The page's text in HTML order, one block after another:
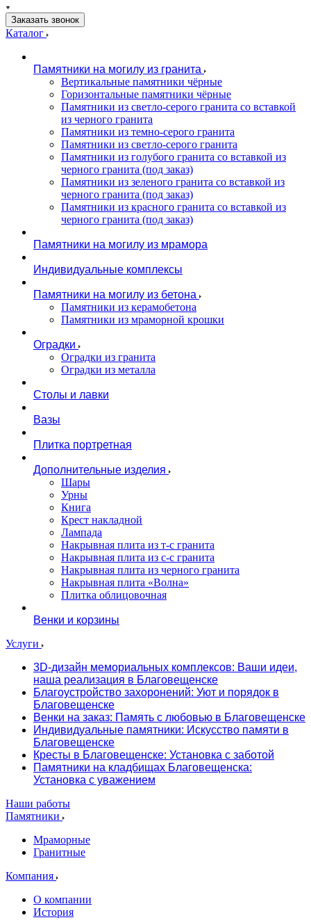
Заказать звонок
Каталог
Памятники на могилу из гранита
Вертикальные памятники чёрные
Горизонтальные памятники чёрные
Памятники из светло-серого гранита со вставкой
из черного гранита
Памятники из темно-серого гранита
Памятники из светло-серого гранита
Памятники из голубого гранита со вставкой из
черного гранита (под заказ)
Памятники из зеленого гранита со вставкой из
черного гранита (под заказ)
Памятники из красного гранита со вставкой из
черного гранита (под заказ)
Памятники на могилу из мрамора
Индивидуальные комплексы
Памятники на могилу из бетона
Памятники из керамобетона
Памятники из мраморной крошки
Оградки
Оградки из гранита
Оградки из металла
Столы и лавки
Вазы
Плитка портретная
Дополнительные изделия
Шары
Урны
Книга
Крест накладной
Лампада
Накрывная плита из т-с гранита
Накрывная плита из с-с гранита
Накрывная плита из черного гранита
Накрывная плита «Волна»
Плитка облицовочная
Венки и корзины
Услуги
3D-дизайн мемориальных комплексов: Ваши идеи,
наша реализация в Благовещенске
Благоустройство захоронений: Уют и порядок в
Благовещенске
Венки на заказ: Память с любовью в Благовещенске
Индивидуальные памятники: Искусство памяти в
Благовещенске
Кресты в Благовещенске: Установка с заботой
Памятники на кладбищах Благовещенска:
Установка с уважением
Наши работы
Памятники
Мраморные
Гранитные
Компания
О компании
История